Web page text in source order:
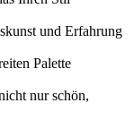
und Erfahrung
Palette
nur schön,